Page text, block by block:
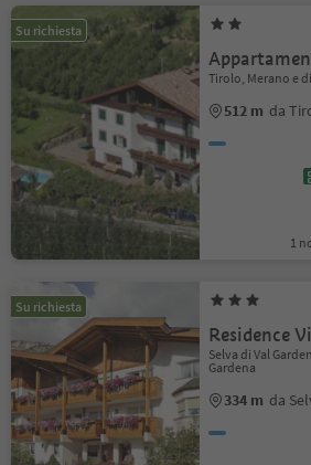
Su richiesta
Tirolo, Merano e
512 m da
1
Su richiesta
Residence
Selva di Val
Gardena
334 m da